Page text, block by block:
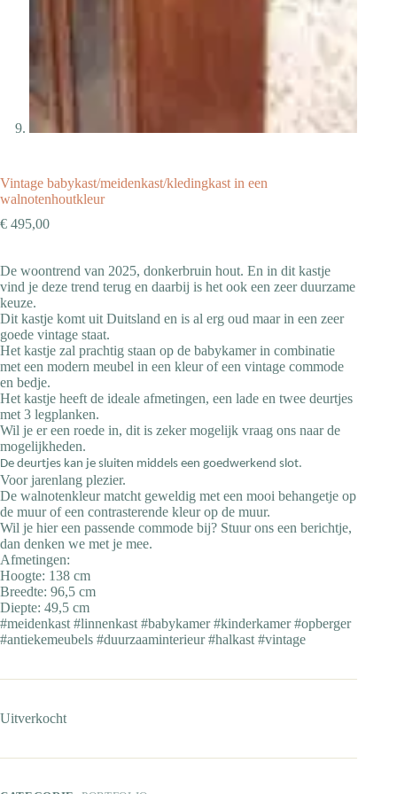
Vintage babykast/meidenkast/kledingkast in een
walnotenhoutkleur
€ 495,00
De woontrend van 2025, donkerbruin hout. En in dit kastje
vind je deze trend terug en daarbij is het ook een zeer duurzame
keuze.
Dit kastje komt uit Duitsland en is al erg oud maar in een zeer
goede vintage staat.
Het kastje zal prachtig staan op de babykamer in combinatie
met een modern meubel in een kleur of een vintage commode
en bedje.
Het kastje heeft de ideale afmetingen, een lade en twee deurtjes
met 3 legplanken.
Wil je er een roede in, dit is zeker mogelijk vraag ons naar de
mogelijkheden.
De deurtjes kan je sluiten middels een goedwerkend slot.
Voor jarenlang plezier.
De walnotenkleur matcht geweldig met een mooi behangetje op
de muur of een contrasterende kleur op de muur.
Wil je hier een passende commode bij? Stuur ons een berichtje,
dan denken we met je mee.
Afmetingen:
Hoogte: 138 cm
Breedte: 96,5 cm
Diepte: 49,5 cm
#meidenkast #linnenkast #babykamer #kinderkamer #opberger
#antiekemeubels #duurzaaminterieur #halkast #vintage
Uitverkocht